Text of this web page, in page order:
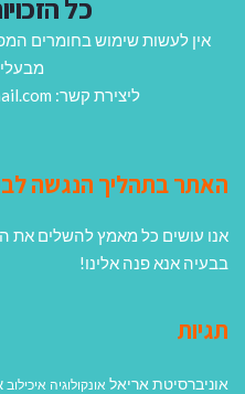
כל
אין לעשות שימוש בחומרים
ליצירת קשר: Avihai.ZoomAt@gmail.com
האתר בתהליך הנגשה
אנו עושים כל מאמץ להשלים את
בבעיה אנא פנה אלינו!
תגיות
אוניברסיטת אריאל אונקולוגיה איכילוב